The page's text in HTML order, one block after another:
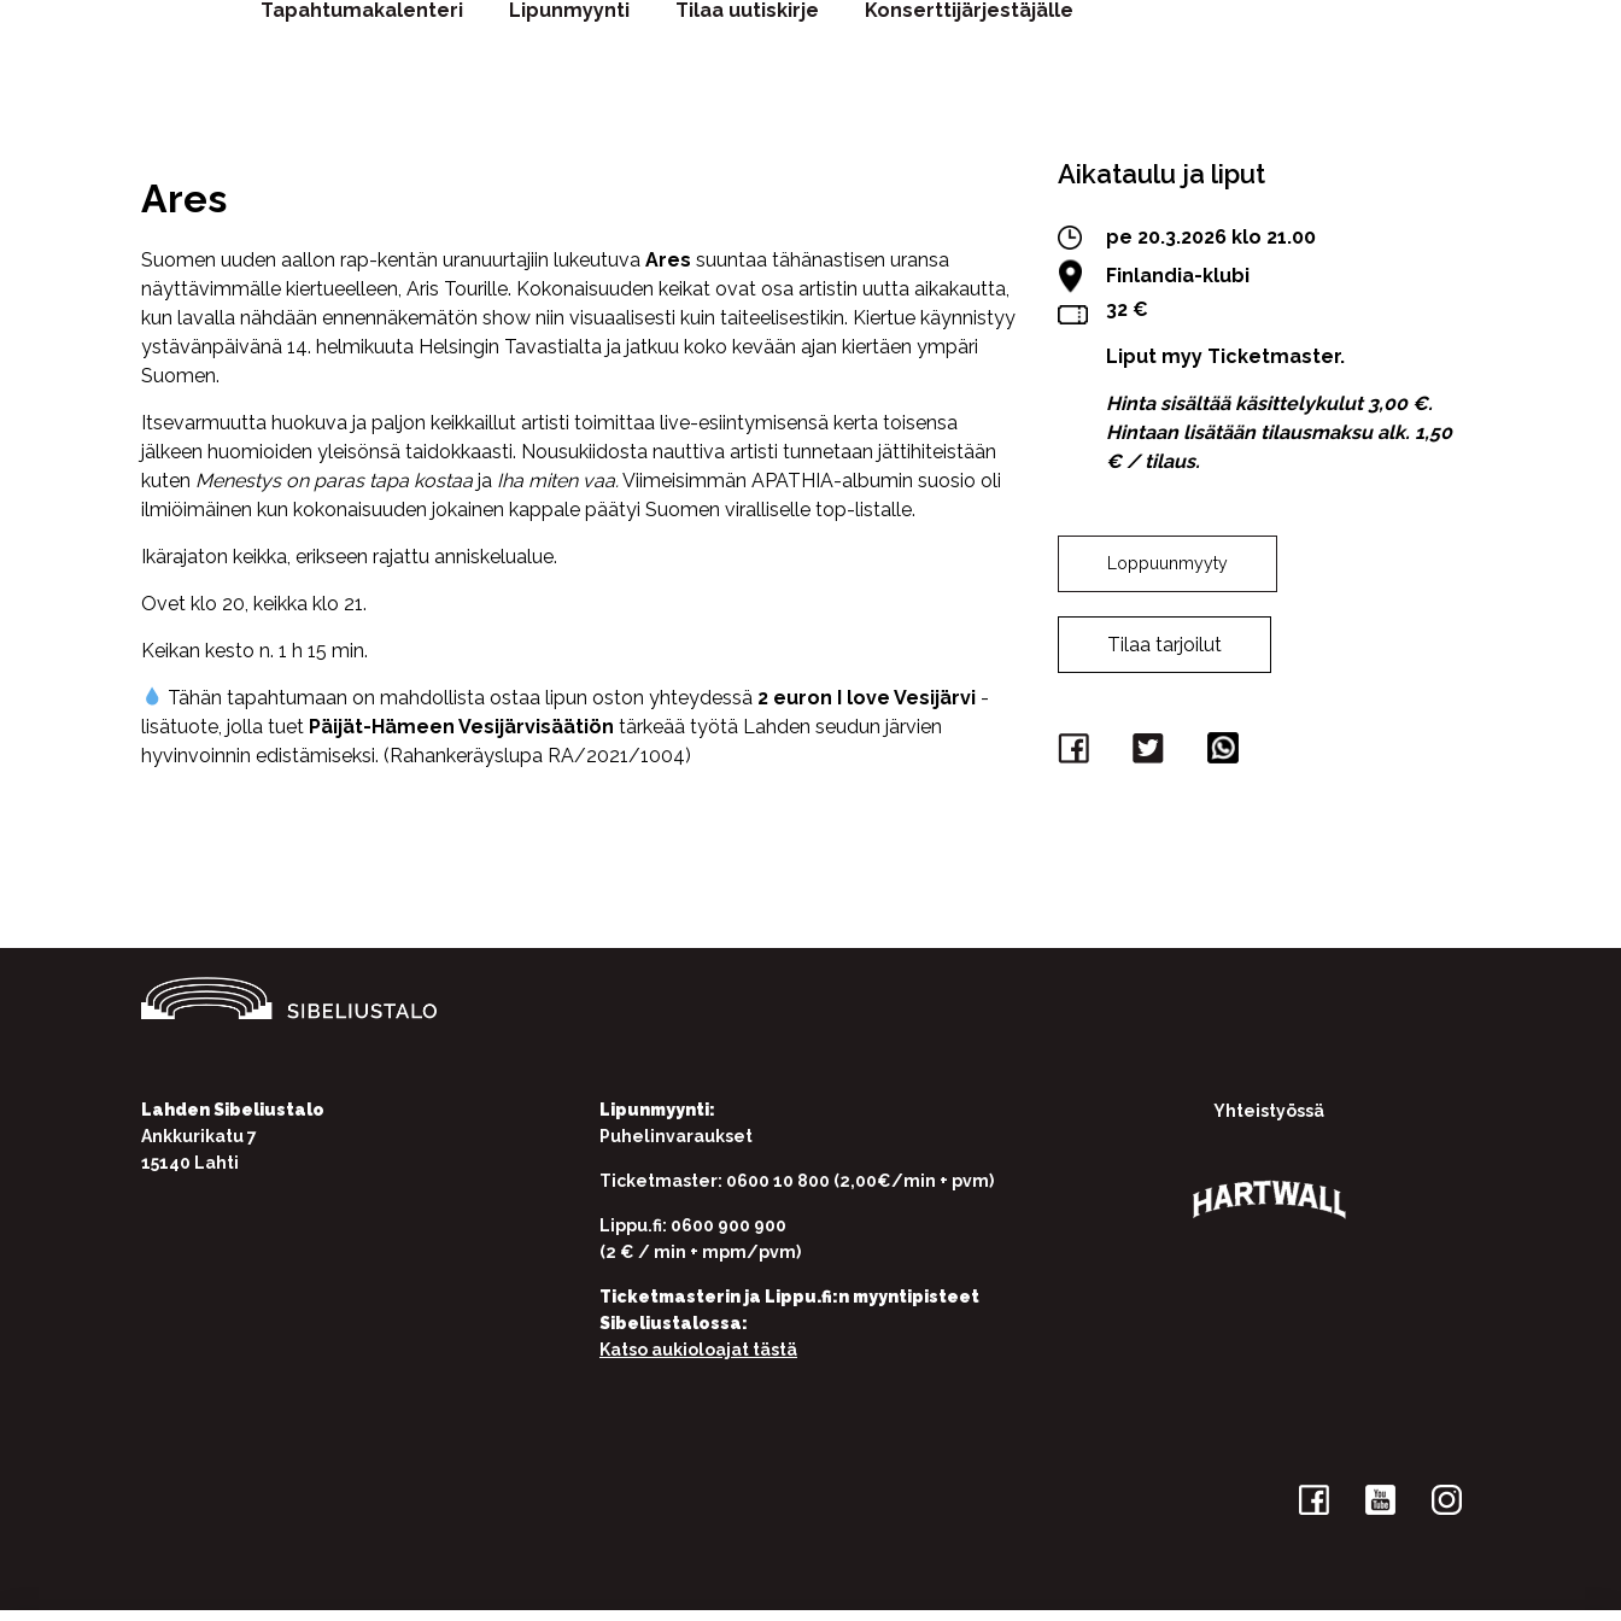
Tapahtumakalenteri Lipunmyynti Tilaa uutiskirje Konserttijärjestäjälle
Ares
Suomen uuden aallon rap-kentän uranuurtajiin lukeutuva Ares suuntaa tähänastisen uransa
näyttävimmälle kiertueelleen, Aris Tourille. Kokonaisuuden keikat ovat osa artistin uutta aikakautta,
kun lavalla nähdään ennennäkemätön show niin visuaalisesti kuin taiteelisestikin. Kiertue käynnistyy
ystävänpäivänä 14. helmikuuta Helsingin Tavastialta ja jatkuu koko kevään ajan kiertäen ympäri
Suomen.
Itsevarmuutta huokuva ja paljon keikkaillut artisti toimittaa live-esiintymisensä kerta toisensa
jälkeen huomioiden yleisönsä taidokkaasti. Nousukiidosta nauttiva artisti tunnetaan jättihiteistään
kuten Menestys on paras tapa kostaa ja Iha miten vaa.Viimeisimmän APATHIA-albumin suosio oli
ilmiöimäinen kun kokonaisuuden jokainen kappale päätyi Suomen viralliselle top-listalle.
Ikärajaton keikka, erikseen rajattu anniskelualue.
Ovet klo 20, keikka klo 21.
Keikan kesto n. 1 h 15 min.
Tähän tapahtumaan on mahdollista ostaa lipun oston yhteydessä 2 euron I love Vesijärvi -
lisätuote, jolla tuet Päijät-Hämeen Vesijärvisäätiön tärkeää työtä Lahden seudun järvien
hyvinvoinnin edistämiseksi. (Rahankeräyslupa RA/2021/1004)
Aikataulu ja liput
pe 20.3.2026 klo 21.00
Finlandia-klubi
32 €
Liput myy Ticketmaster.
Hinta sisältää käsittelykulut 3,00 €.
Hintaan lisätään tilausmaksu alk. 1,50
€ / tilaus.
Loppuunmyyty
Tilaa tarjoilut
Facebook
Twitter
Lahden Sibeliustalo
Ankkurikatu 7
15140 Lahti
Lipunmyynti:
Puhelinvaraukset
Ticketmaster: 0600 10 800 (2,00€/min + pvm)
Lippu.fi: 0600 900 900
(2 € / min + mpm/pvm)
Ticketmasterin ja Lippu.fi:n myyntipisteet
Sibeliustalossa:
Katso aukioloajat tästä
Yhteistyössä